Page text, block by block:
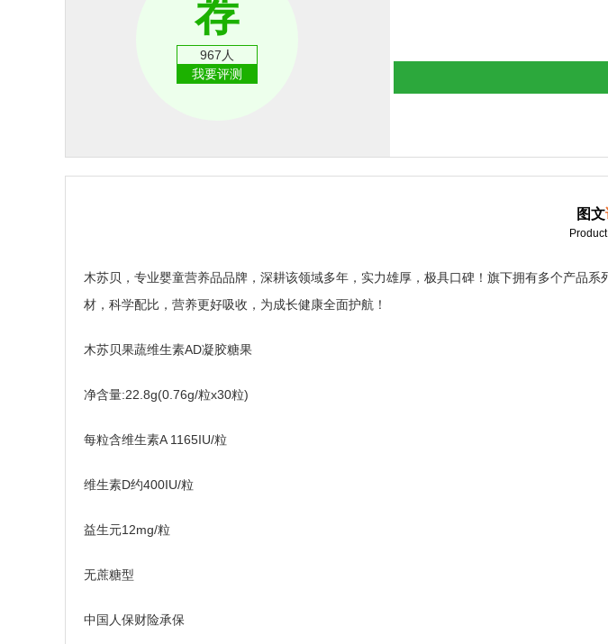
荐
967人
我要评测
图文
木苏贝，专业婴童营养品品牌，深耕该领域多年，实力雄厚，极具口碑！旗下拥有多个产品
材，科学配比，营养更好吸收，为成长健康全面护航！
木苏贝果蔬维生素AD凝胶糖果
净含量:22.8g(0.76g/粒x30粒)
每粒含维生素A 1165IU/粒
维生素D约400IU/粒
益生元12mg/粒
无蔗糖型
中国人保财险承保